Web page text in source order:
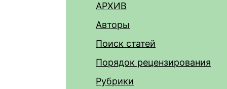
АРХИВ
Авторы
Поиск статей
Порядок рецензирования
Рубрики